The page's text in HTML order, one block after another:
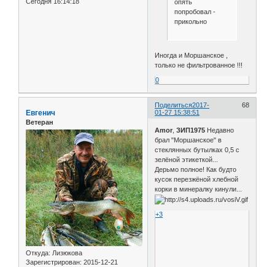
опять
попробовал -
прикольно
Иногда и Моршанское ,
только не фильтрованное !!!
0
Поделиться 68
2017-
01-27 15:38:51
Евгенич
Ветеран
Откуда: Лизюкова
Зарегистрирован: 2015-12-21
Amor ,ЗИП1975 Недавно
брал "Моршанское" в
стеклянных бутылках 0,5 с
зелёной этикеткой...
Дерьмо полное! Как будто
кусок перезжёной хлебной
корки в минералку кинули...
+3